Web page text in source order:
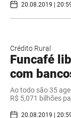
20.08.2019 |
Crédito Rural
Funcafé
com
Ao todo são 35
R$ 5,071 bilhões
20.08.2019 |